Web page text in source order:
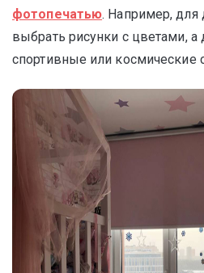
фотопечатью. Например,
выбрать рисунки с цветами, а
спортивные или